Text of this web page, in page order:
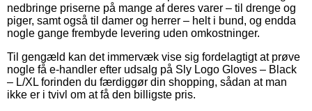
nedbringe priserne på mange af deres varer – til drenge og
piger, samt også til damer og herrer – helt i bund, og endda
nogle gange frembyde levering uden omkostninger.
Til gengæld kan det immervæk vise sig fordelagtigt at prøve
nogle få e-handler efter udsalg på Sly Logo Gloves – Black
– L/XL forinden du færdiggør din shopping, sådan at man
ikke er i tvivl om at få den billigste pris.